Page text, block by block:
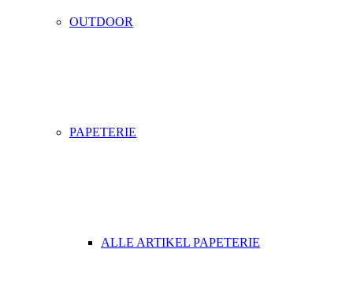
OUTDOOR
PAPETERIE
ALLE ARTIKEL PAPETERIE